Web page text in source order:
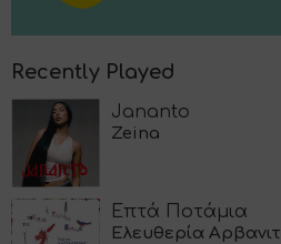
Recently Played
Jananto
Zeina
Επτά Ποτάμια
Ελευθερία